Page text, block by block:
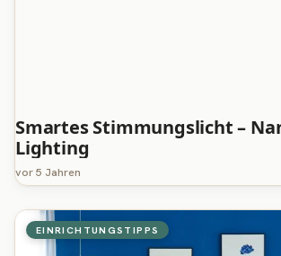
Smartes Stimmungslicht –
Lighting
vor 5 Jahren
EINRICHTUNGSTIPPS